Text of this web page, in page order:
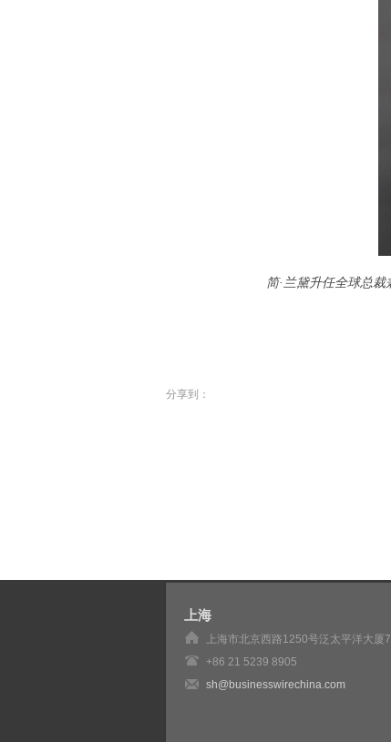
简·兰黛升任全球总
分享到：
上海
上海市北京西路1250号泛太平洋大厦
+86 21 5239 8905
sh@businesswirechina.com